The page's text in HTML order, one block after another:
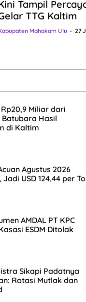
Tampil
TTG Kaltim
Mahakam Ulu 27
Rp20,9 Miliar dari
Batubara Hasil
di Kaltim
Agustus 2026
Jadi USD 124,44 per
AMDAL PT KPC
ESDM Ditolak
Sikapi Padatnya
Rotasi Mutlak dan